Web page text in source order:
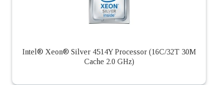
Intel® Xeon® Silver 4514Y Processor (16C/32T 30M
Cache 2.0 GHz)